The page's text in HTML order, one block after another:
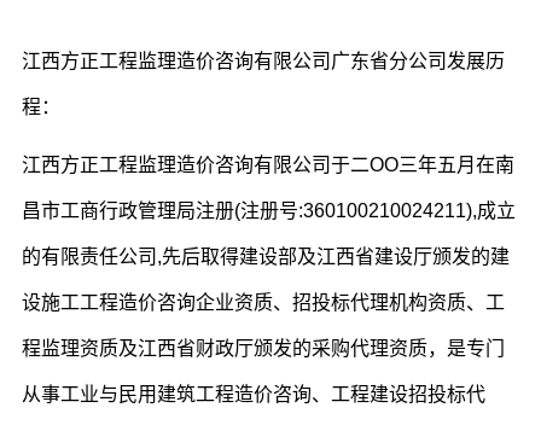
江西方正工程监理造价咨询有限公司广东省分公司发展历
程：
江西方正工程监理造价咨询有限公司于二OO三年五月在南
昌市工商行政管理局注册(注册号:360100210024211),成立
的有限责任公司,先后取得建设部及江西省建设厅颁发的建
设施工工程造价咨询企业资质、招投标代理机构资质、工
程监理资质及江西省财政厅颁发的采购代理资质，是专门
从事工业与民用建筑工程造价咨询、工程建设招投标代